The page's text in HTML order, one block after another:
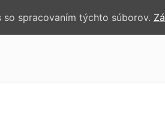
spracovaním týchto súborov.